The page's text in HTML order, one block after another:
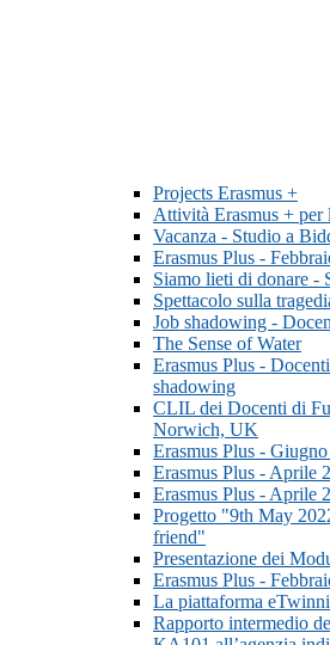
Projects Erasmus +
Attività Erasmus + per
Vacanza - Studio a
Erasmus Plus -
Siamo lieti di donare -
Spettacolo sulla
Job shadowing -
The Sense of Water
Erasmus Plus -
shadowing
CLIL dei Docenti di
Norwich, UK
Erasmus Plus -
Erasmus Plus - Aprile
Erasmus Plus - Aprile
Progetto "9th May
friend"
Presentazione dei
Erasmus Plus -
La piattaforma
Rapporto intermedio